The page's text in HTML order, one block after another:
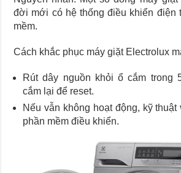
đời mới có hệ thống điều khiển điện
mềm.
Cách khắc phục máy giặt Electrolux
Rút dây nguồn khỏi ổ cắm trong
cắm lại để reset.
Nếu vẫn không hoạt động, kỹ
phần mềm điều khiển.